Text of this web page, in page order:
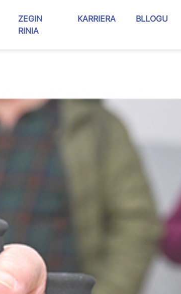
ZEGIN
RINIA
KARRIERA BLLOGU